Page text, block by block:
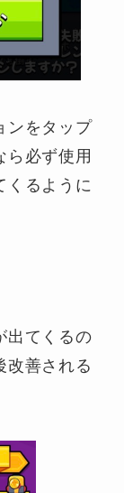
ンをタップ
ら必ず使用
くるように
出てくるの
改善される